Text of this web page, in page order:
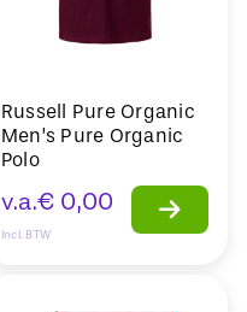
Russell Pure Organic
Men’s Pure Organic
Polo
v.a.€ 0,00
Incl. BTW